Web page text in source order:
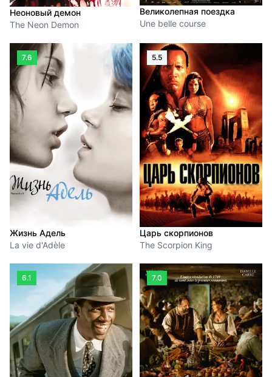
Неоновый демон
The Neon Demon
Великолепная поездка
Une belle course
7.6
Жизнь Адель
La vie d'Adèle
5.5
Царь скорпионов
The Scorpion King
6.1 7.0